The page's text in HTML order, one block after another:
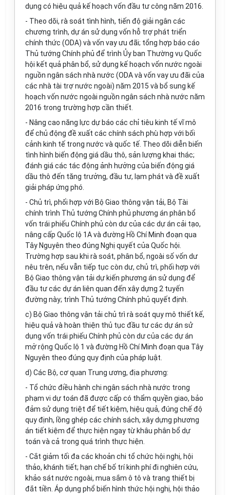
dụng có hiệu quả kế hoạch vốn đầu tư công năm 2016.
- Theo dõi, rà soát tình hình, tiến độ giải ngân các
chương trình, dự án sử dụng vốn hỗ trợ phát triển
chính thức (ODA) và vốn vay ưu đãi; tổng hợp báo cáo
Thủ tướng Chính phủ để trình Ủy ban Thường vụ Quốc
hội kết quả phân bổ, sử dụng kế hoạch vốn nước ngoài
nguồn ngân sách nhà nước (ODA và vốn vay ưu đãi của
các nhà tài trợ nước ngoài) năm 2015 và bổ sung kế
hoạch vốn nước ngoài nguồn ngân sách nhà nước năm
2016 trong trường hợp cần thiết.
- Nâng cao năng lực dự báo các chỉ tiêu kinh tế vĩ mô
để chủ động đề xuất các chính sách phù hợp với bối
cảnh kinh tế trong nước và quốc tế. Theo dõi diễn biến
tình hình biến động giá dầu thô, sản lượng khai thác;
đánh giá các tác động ảnh hưởng của biến động giá
dầu thô đến tăng trưởng, đầu tư, lạm phát và đề xuất
giải pháp ứng phó.
- Chủ trì, phối hợp với Bộ Giao thông vận tải, Bộ Tài
chính trình Thủ tướng Chính phủ phương án phân bổ
vốn trái phiếu Chính phủ còn dư của các dự án cải tạo,
nâng cấp Quốc lộ 1A và đường Hồ Chí Minh đoạn qua
Tây Nguyên theo đúng Nghị quyết của Quốc hội.
Trường hợp sau khi rà soát, phân bổ, ngoài số vốn dư
nêu trên, nếu vẫn tiếp tục còn dư, chủ trì, phối hợp với
Bộ Giao thông vận tải dự kiến phương án sử dụng để
đầu tư các dự án liên quan đến xây dựng 2 tuyến
đường này; trình Thủ tướng Chính phủ quyết định.
c) Bộ Giao thông vận tải chủ trì rà soát quy mô thiết kế,
hiệu quả và hoàn thiện thủ tục đầu tư các dự án sử
dụng vốn trái phiếu Chính phủ còn dư của các dự án
mở rộng Quốc lộ 1 và đường Hồ Chí Minh đoạn qua Tây
Nguyên theo đúng quy định của pháp luật.
d) Các Bộ, cơ quan Trung ương, địa phương:
- Tổ chức điều hành chi ngân sách nhà nước trong
phạm vi dự toán đã được cấp có thẩm quyền giao, bảo
đảm sử dụng triệt để tiết kiệm, hiệu quả, đúng chế độ
quy định, lồng ghép các chính sách, xây dựng phương
án tiết kiệm để thực hiện ngay từ khâu phân bổ dự
toán và cả trong quá trình thực hiện.
- Cắt giảm tối đa các khoản chi tổ chức hội nghị, hội
thảo, khánh tiết; hạn chế bố trí kinh phí đi nghiên cứu,
khảo sát nước ngoài, mua sắm ô tô và trang thiết bị
đắt tiền. Áp dụng phổ biến hình thức hội nghị, hội thảo